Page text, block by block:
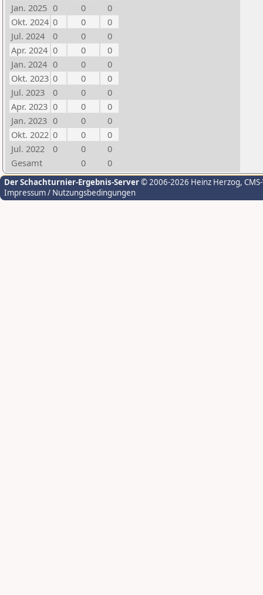
Jan. 2025 0 0
0
Okt. 2024 0 0
0
Jul. 2024
0 0
0
Apr. 2024 0 0
0
Jan. 2024 0 0
0
Okt. 2023 0 0
0
Jul. 2023
0 0
0
Apr. 2023 0 0
0
Jan. 2023 0 0
0
Okt. 2022 0 0
0
Jul. 2022
0 0
0
Gesamt
0 0
Der Schachturnier-Ergebnis-Server© 2006-2026 Heinz Herzog,
Impressum / Nutzungsbedingungen